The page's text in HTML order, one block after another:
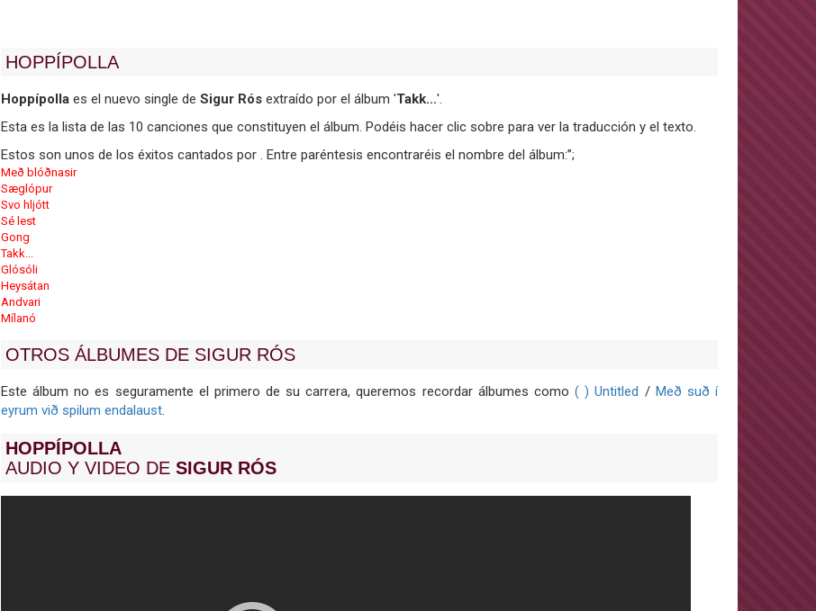
HOPPÍPOLLA
Hoppípolla es el nuevo single de Sigur Rós extraído por el álbum 'Takk...'.
Esta es la lista de las 10 canciones que constituyen el álbum. Podéis hacer clic sobre para ver la traducción y el texto.
Estos son unos de los éxitos cantados por . Entre paréntesis encontraréis el nombre del álbum:”;
Með blóðnasir
Sæglópur
Svo hljótt
Sé lest
Gong
Takk...
Glósóli
Heysátan
Andvari
Mílanó
OTROS ÁLBUMES DE SIGUR RÓS
Este álbum no es seguramente el primero de su carrera, queremos recordar álbumes como( ) Untitled / Með suð í
eyrum við spilum endalaust.
HOPPÍPOLLA
AUDIO Y VIDEO DE SIGUR RÓS